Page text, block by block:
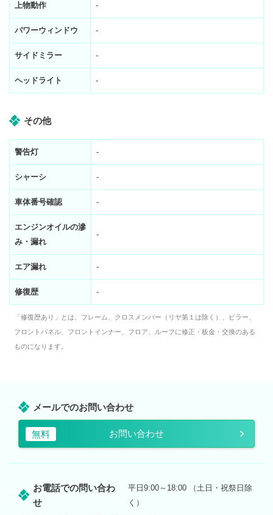
上物動作 -
パワーウィンドウ -
サイドミラー -
ヘッドライト -
その他
警告灯 -
シャーシ -
車体番号確認 -
エンジンオイルの滲
み・漏れ
-
エア漏れ -
修復歴 -
「修復歴あり」とは、フレーム、クロスメンバー（リヤ第１は除く）、ピラー、
フロントパネル、フロントインナー、フロア、ルーフに修正・板金・交換のある
ものになります。
メールでのお問い合わせ
無料 お問い合わせ
お電話での問い合わ
せ
平日9:00～18:00 （土日・祝祭日除
く）